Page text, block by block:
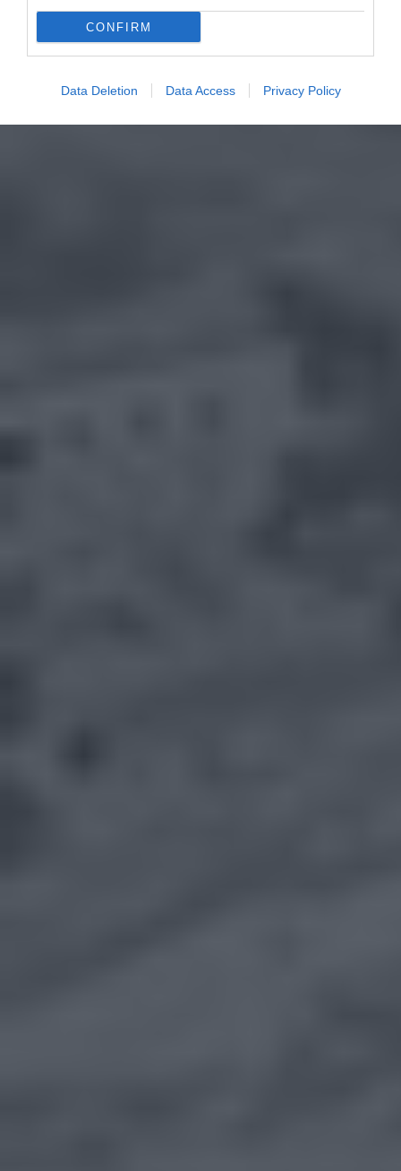
CONFIRM
Data Deletion Data Access Privacy Policy